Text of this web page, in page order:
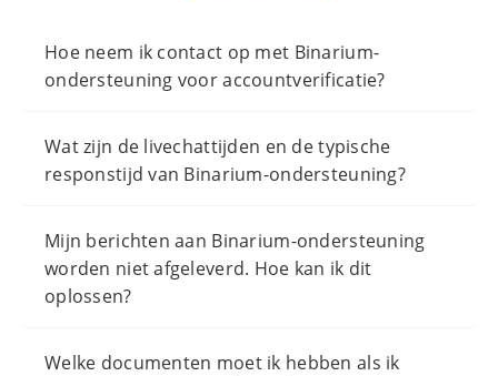
Hoe neem ik contact op met Binarium-
ondersteuning voor accountverificatie?
Wat zijn de livechattijden en de typische
responstijd van Binarium-ondersteuning?
Mijn berichten aan Binarium-ondersteuning
worden niet afgeleverd. Hoe kan ik dit
oplossen?
Welke documenten moet ik hebben als ik